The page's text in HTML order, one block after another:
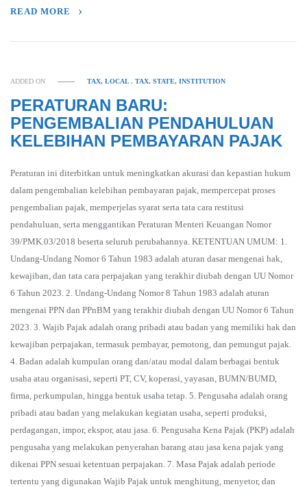
READ MORE
ADDED ON TAX, LOCAL,TAX, STATE, INSTITUTION
PERATURAN BARU:
PENGEMBALIAN PENDAHULUAN
KELEBIHAN PEMBAYARAN PAJAK
Peraturan ini diterbitkan untuk meningkatkan akurasi dan kepastian hukum
dalam pengembalian kelebihan pembayaran pajak, mempercepat proses
pengembalian pajak, memperjelas syarat serta tata cara restitusi
pendahuluan, serta menggantikan Peraturan Menteri Keuangan Nomor
39/PMK.03/2018 beserta seluruh perubahannya. KETENTUAN UMUM: 1.
Undang-Undang Nomor 6 Tahun 1983 adalah aturan dasar mengenai hak,
kewajiban, dan tata cara perpajakan yang terakhir diubah dengan UU Nomor
6 Tahun 2023. 2. Undang-Undang Nomor 8 Tahun 1983 adalah aturan
mengenai PPN dan PPnBM yang terakhir diubah dengan UU Nomor 6 Tahun
2023. 3. Wajib Pajak adalah orang pribadi atau badan yang memiliki hak dan
kewajiban perpajakan, termasuk pembayar, pemotong, dan pemungut pajak.
4. Badan adalah kumpulan orang dan/atau modal dalam berbagai bentuk
usaha atau organisasi, seperti PT, CV, koperasi, yayasan, BUMN/BUMD,
firma, perkumpulan, hingga bentuk usaha tetap. 5. Pengusaha adalah orang
pribadi atau badan yang melakukan kegiatan usaha, seperti produksi,
perdagangan, impor, ekspor, atau jasa. 6. Pengusaha Kena Pajak (PKP) adalah
pengusaha yang melakukan penyerahan barang atau jasa kena pajak yang
dikenai PPN sesuai ketentuan perpajakan. 7. Masa Pajak adalah periode
tertentu yang digunakan Wajib Pajak untuk menghitung, menyetor, dan